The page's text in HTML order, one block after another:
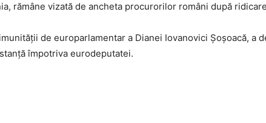
rămâne vizată de ancheta procurorilor români după
de europarlamentar a Dianei Iovanovici Șoșoacă, a
împotriva eurodeputatei.